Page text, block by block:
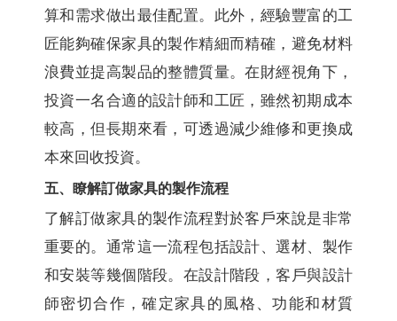
算和需求做出最佳配置。此外，經驗豐富的工
匠能夠確保家具的製作精細而精確，避免材料
浪費並提高製品的整體質量。在財經視角下，
投資一名合適的設計師和工匠，雖然初期成本
較高，但長期來看，可透過減少維修和更換成
本來回收投資。
五、瞭解訂做家具的製作流程
了解訂做家具的製作流程對於客戶來說是非常
重要的。通常這一流程包括設計、選材、製作
和安裝等幾個階段。在設計階段，客戶與設計
師密切合作，確定家具的風格、功能和材質